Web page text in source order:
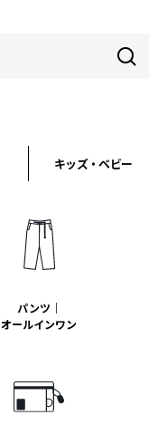
キッズ・ベビー
パンツ｜
オールインワン